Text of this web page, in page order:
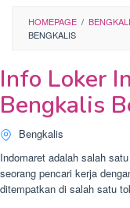
HOMEPAGE /
BENGKALIS
Info Loker
Bengkalis
Bengkalis
Indomaret adalah salah
seorang pencari kerja
ditempatkan di salah satu